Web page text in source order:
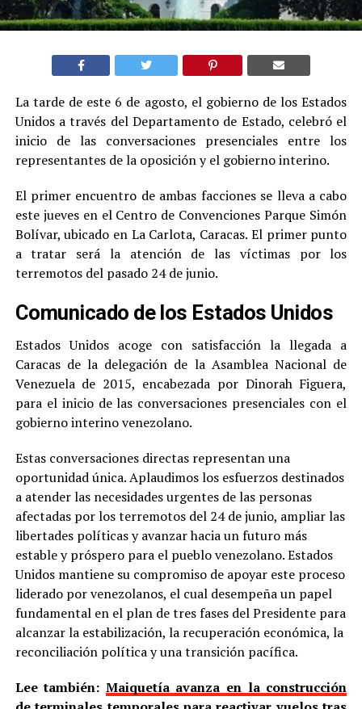
La tarde de este 6 de agosto, el gobierno de los Estados
Unidos a través del Departamento de Estado, celebró el
inicio de las conversaciones presenciales entre los
representantes de la oposición y el gobierno interino.
El primer encuentro de ambas facciones se lleva a cabo
este jueves en el Centro de Convenciones Parque Simón
Bolívar, ubicado en La Carlota, Caracas. El primer punto
a tratar será la atención de las víctimas por los
terremotos del pasado 24 de junio.
Comunicado de los Estados Unidos
Estados Unidos acoge con satisfacción la llegada a
Caracas de la delegación de la Asamblea Nacional de
Venezuela de 2015, encabezada por Dinorah Figuera,
para el inicio de las conversaciones presenciales con el
gobierno interino venezolano.
Estas conversaciones directas representan una
oportunidad única. Aplaudimos los esfuerzos destinados
a atender las necesidades urgentes de las personas
afectadas por los terremotos del 24 de junio, ampliar las
libertades políticas y avanzar hacia un futuro más
estable y próspero para el pueblo venezolano. Estados
Unidos mantiene su compromiso de apoyar este proceso
liderado por venezolanos, el cual desempeña un papel
fundamental en el plan de tres fases del Presidente para
alcanzar la estabilización, la recuperación económica, la
reconciliación política y una transición pacífica.
Lee también: Maiquetía avanza en la construcción